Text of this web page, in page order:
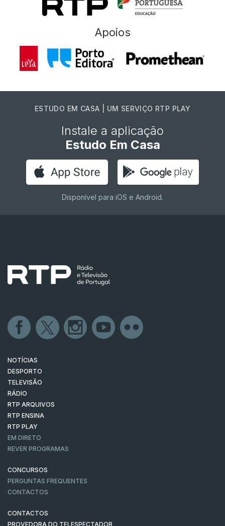
Apoios
ESTUDO EM CASA | UM SERVIÇO RTP PLAY
Instale a aplicação
Estudo Em Casa
Disponível para iOS e Android.
NOTÍCIAS
DESPORTO
TELEVISÃO
RÁDIO
RTP ARQUIVOS
RTP ENSINA
RTP PLAY
EM DIRETO
REVER PROGRAMAS
CONCURSOS
PERGUNTAS FREQUENTES
CONTACTOS
CONTACTOS
PROVEDORA DO TELESPECTADOR